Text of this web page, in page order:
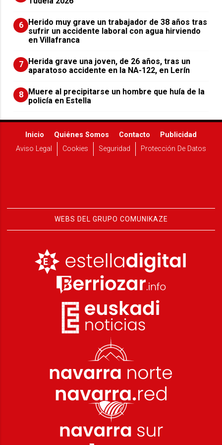
6
Herido muy grave un trabajador de 38 años tras
sufrir un accidente laboral con agua hirviendo
en Villafranca
7
Herida grave una joven, de 26 años, tras un
aparatoso accidente en la NA-122, en Lerín
8
Muere al precipitarse un hombre que huía de la
policía en Estella
Inicio Quiénes Somos Contacto
Publicidad
Aviso Legal
Cookies Seguridad Protección De Datos
WEBS DEL GRUPO COMUNIKAZE